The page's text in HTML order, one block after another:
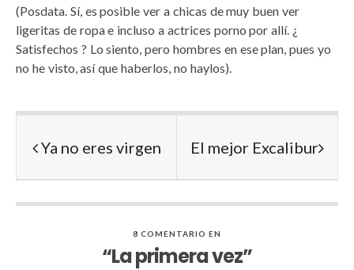
(Posdata. Sí, es posible ver a chicas de muy buen ver
ligeritas de ropa e incluso a actrices porno por allí. ¿
Satisfechos ? Lo siento, pero hombres en ese plan, pues yo
no he visto, así que haberlos, no haylos).
Ya no eres virgen El mejor Excalibur
8 COMENTARIO EN
“La primera vez”